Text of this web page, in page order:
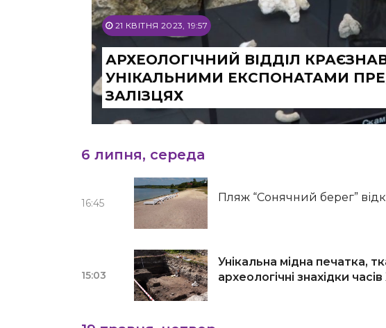
21 КВІТНЯ 2023, 19:57
АРХЕОЛОГІЧНИЙ ВІДДІЛ
УНІКАЛЬНИМИ ЕКСПОНАТАМИ
ЗАЛІЗЦЯХ
6 липня, середа
16:45 Пляж “Сонячний берег”
15:03
Унікальна мідна печатка,
археологічні знахідки